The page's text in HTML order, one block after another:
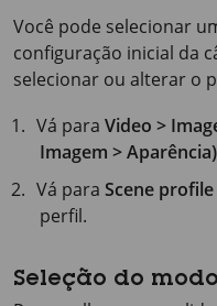
Você pode selecionar
configuração inicial da
selecionar ou alterar o
Vá paraVideo >
Imagem > Aparência)
Vá paraScene
perfil.
Seleção do